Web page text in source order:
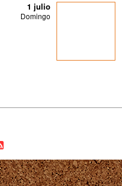
1 julio
Domingo